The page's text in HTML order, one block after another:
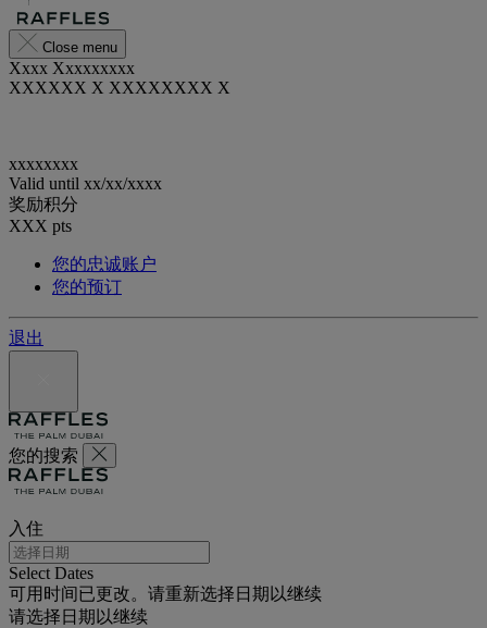
Close menu
Xxxx Xxxxxxxxx
XXXXXX X XXXXXXXX X
xxxxxxxx
Valid until xx/xx/xxxx
奖励积分
XXX pts
您的忠诚账户
您的预订
退出
您的搜索
入住
Select Dates
可用时间已更改。请重新选择日期以继续
请选择日期以继续